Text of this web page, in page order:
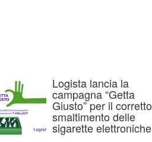
Logista lancia la
campagna “Getta
Giusto” per il corretto
smaltimento delle
sigarette elettroniche